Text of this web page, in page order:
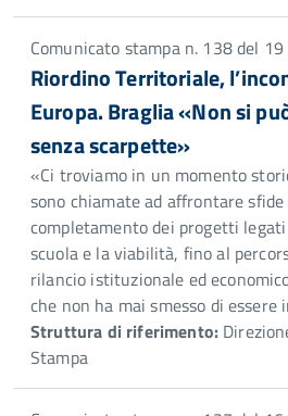
Comunicato stampa n. 138 del
Riordino Territoriale,
Europa. Braglia «Non si
senza scarpette»
«Ci troviamo in un momento
sono chiamate ad affrontare
completamento dei progetti
scuola e la viabilità, fino al
rilancio istituzionale ed
che non ha mai smesso di
Struttura di riferimento:
Stampa